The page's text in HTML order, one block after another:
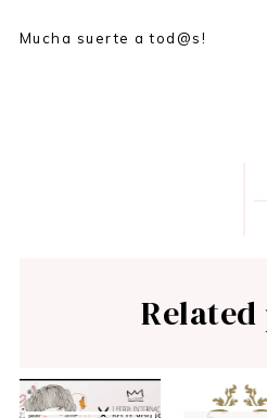
Mucha suerte a tod@s!
Related